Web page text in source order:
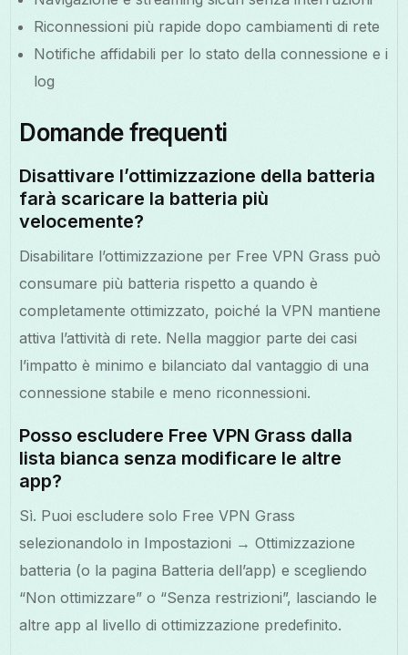
Riconnessioni più rapide dopo cambiamenti di rete
Notifiche affidabili per lo stato della connessione e i
log
Domande frequenti
Disattivare l’ottimizzazione della batteria
farà scaricare la batteria più
velocemente?
Disabilitare l’ottimizzazione per Free VPN Grass può
consumare più batteria rispetto a quando è
completamente ottimizzato, poiché la VPN mantiene
attiva l’attività di rete. Nella maggior parte dei casi
l’impatto è minimo e bilanciato dal vantaggio di una
connessione stabile e meno riconnessioni.
Posso escludere Free VPN Grass dalla
lista bianca senza modificare le altre
app?
Sì. Puoi escludere solo Free VPN Grass
selezionandolo in Impostazioni → Ottimizzazione
batteria (o la pagina Batteria dell’app) e scegliendo
“Non ottimizzare” o “Senza restrizioni”, lasciando le
altre app al livello di ottimizzazione predefinito.